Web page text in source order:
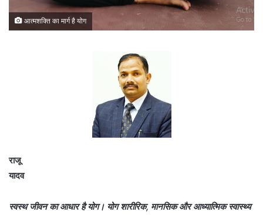
आत्मशक्ति का मार्ग है योग
राजू
यादव
स्वस्थ जीवन का आधार है योग। योग शारीरिक, मानसिक और आध्यात्मिक स्वास्थ्य